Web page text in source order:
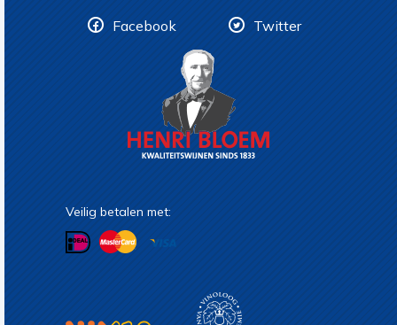
Facebook Twitter
Veilig betalen met: